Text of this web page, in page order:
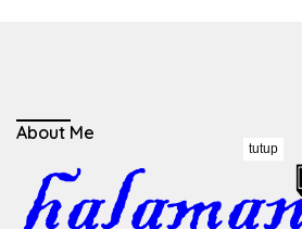
About Me
tutup